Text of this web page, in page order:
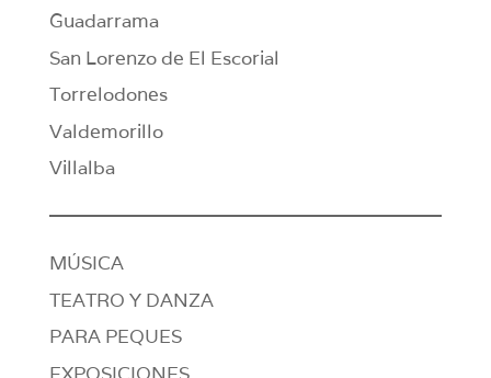
Guadarrama
San Lorenzo de El Escorial
Torrelodones
Valdemorillo
Villalba
MÚSICA
TEATRO Y DANZA
PARA PEQUES